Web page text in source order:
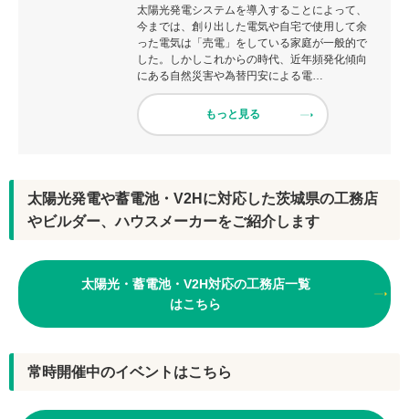
太陽光発電システムを導入することによって、
今までは、創り出した電気や自宅で使用して余
った電気は「売電」をしている家庭が一般的で
した。しかしこれからの時代、近年頻発化傾向
にある自然災害や為替円安による電…
もっと見る
太陽光発電や蓄電池・V2Hに対応した茨城県の工務店
やビルダー、ハウスメーカーをご紹介します
太陽光・蓄電池・V2H対応の工務店一覧
はこちら
常時開催中のイベントはこちら